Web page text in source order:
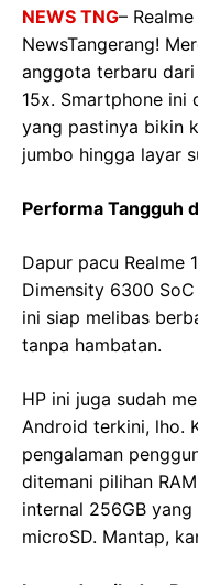
NEWS TNG–
NewsTangerang!
anggota terbaru dari
15x. Smartphone ini
yang pastinya bikin
jumbo hingga layar
Performa Tangguh
Dapur pacu Realme
Dimensity 6300
ini siap melibas
tanpa hambatan.
HP ini juga sudah
Android terkini, lho.
pengalaman
ditemani pilihan
internal 256GB
microSD. Mantap,